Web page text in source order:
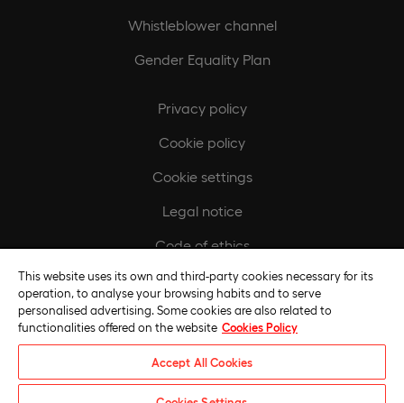
Whistleblower channel
Gender Equality Plan
Privacy policy
Cookie policy
Cookie settings
Legal notice
Code of ethics
Regulatory compliance policy
This website uses its own and third-party cookies necessary for its
operation, to analyse your browsing habits and to serve
personalised advertising. Some cookies are also related to
functionalities offered on the website Cookies Policy
Accept All Cookies